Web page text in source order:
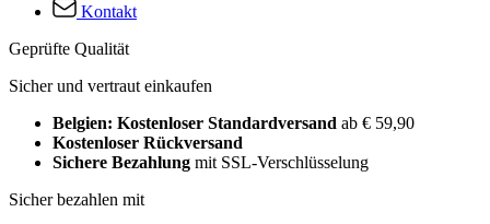
Kontakt
Geprüfte Qualität
Sicher und vertraut einkaufen
Belgien: Kostenloser Standardversand ab € 59,90
Kostenloser Rückversand
Sichere Bezahlung mit SSL-Verschlüsselung
Sicher bezahlen mit